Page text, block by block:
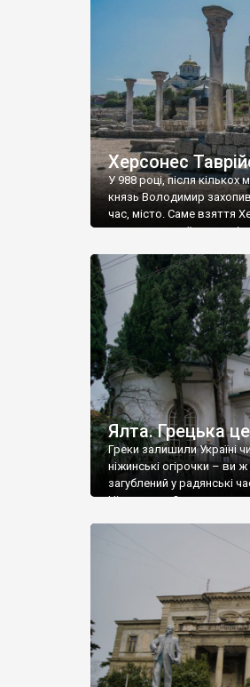
візантійської доби.
культурної спадщини
Офіційно – на виставку
влада в Україні
Херсонес
У 988 році, після кількох
князь Володимир
час, місто. Саме взяття
диктувати свої умови
Херсонесі Володимир-
християнином. А потім
Херсонесу Таврійського
Ялта. Грецька
Греки залишили Україні
ніжинські огірочки – ви
загублений у радянські
Ніжин греки?